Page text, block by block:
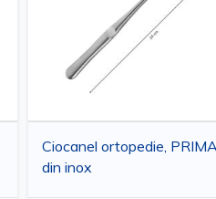
Ciocanel ortopedie,
din inox